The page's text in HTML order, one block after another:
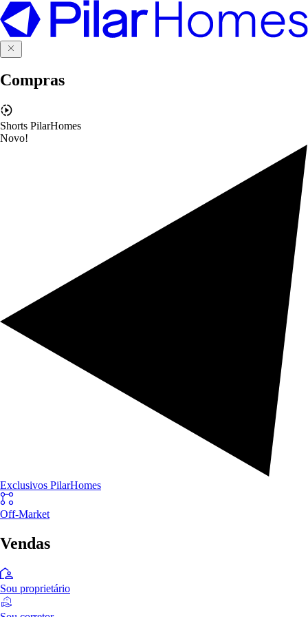
Compras
Shorts PilarHomes
Novo!
Exclusivos PilarHomes
Off-Market
Vendas
Sou proprietário